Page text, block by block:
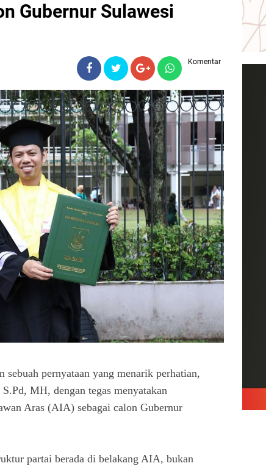
Gubernur Sulawesi
Komentar
pernyataan yang menarik perhatian,
MH, dengan tegas menyatakan
Aras (AIA) sebagai calon Gubernur
partai berada di belakang AIA, bukan